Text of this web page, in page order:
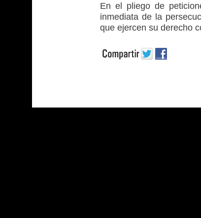
En el pliego de
inmediata de la
que ejercen su derecho